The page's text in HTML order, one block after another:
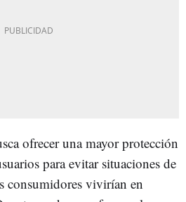
ofrecer una mayor protección
para evitar situaciones de
consumidores vivirían en